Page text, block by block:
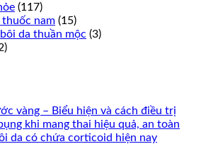
(117)
thuốc nam (15)
da thuần mộc (3)
vàng – Biểu hiện và cách điều trị
khi mang thai hiệu quả, an toàn
da có chứa corticoid hiện nay